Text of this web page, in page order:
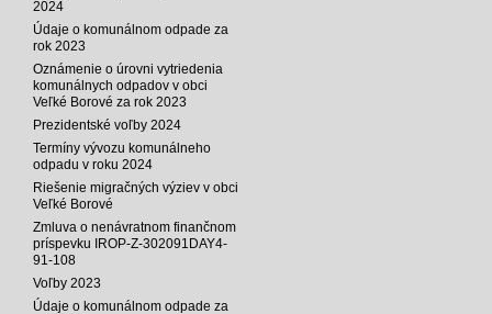
2024
Údaje o komunálnom odpade za
rok 2023
Oznámenie o úrovni vytriedenia
komunálnych odpadov v obci
Veľké Borové za rok 2023
Prezidentské voľby 2024
Termíny vývozu komunálneho
odpadu v roku 2024
Riešenie migračných výziev v obci
Veľké Borové
Zmluva o nenávratnom finančnom
príspevku IROP-Z-302091DAY4-
91-108
Voľby 2023
Údaje o komunálnom odpade za